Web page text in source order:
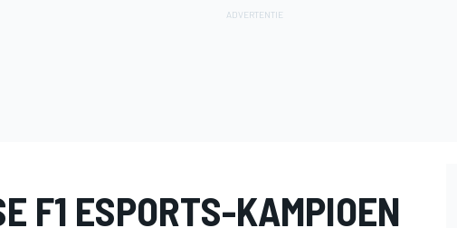
F1 ESPORTS-KAMPIOEN